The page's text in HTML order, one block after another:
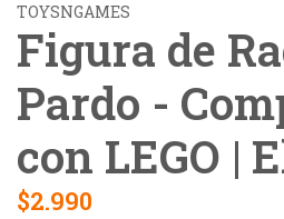
TOYSNGAMES
Figura de
Pardo -
con LEGO |
$2.990